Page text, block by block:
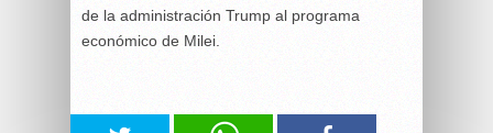
de la administración Trump al programa
económico de Milei.